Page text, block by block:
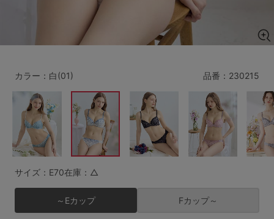
D75 D85
E85
H70 H75
SS M
L LL
すべてのサイズを表示する
価格帯から探す
～999円 1,000～1,999円
2,000～2,999円 3,000～3,999円
4,000円～
セールアイテムから探す
品番： 230215
カラー：白(01)
サイズ：E70在庫：△
～Eカップ Fカップ～